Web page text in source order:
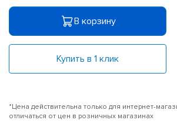
В корзину
Купить в 1 клик
*Цена действительна только для интернет-
отличаться от цен в розничных магазинах